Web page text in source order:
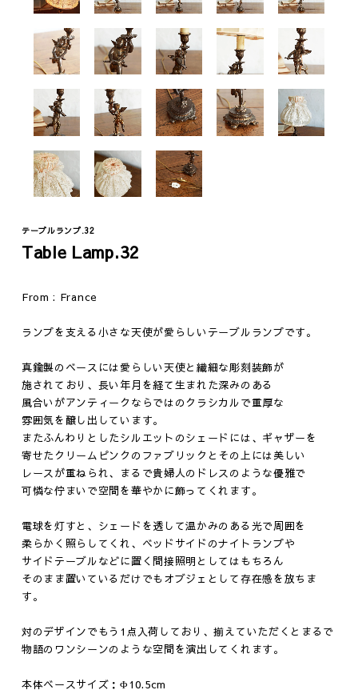
Fashion
ジュエリー
ファニチャー
その他
テーブルランプ.32
Table Lamp.32
From : France
ランプを支える小さな天使が愛らしいテーブルランプです。
真鍮製のベースには愛らしい天使と繊細な彫刻装飾が
施されており、長い年月を経て生まれた深みのある
風合いがアンティークならではのクラシカルで重厚な
雰囲気を醸し出しています。
またふんわりとしたシルエットのシェードには、ギャザーを
寄せたクリームピンクのファブリックとその上には美しい
レースが重ねられ、まるで貴婦人のドレスのような優雅で
可憐な佇まいで空間を華やかに飾ってくれます。
電球を灯すと、シェードを透して温かみのある光で周囲を
柔らかく照らしてくれ、ベッドサイドのナイトランプや
サイドテーブルなどに置く間接照明としてはもちろん
そのまま置いているだけでもオブジェとして存在感を放ちま
す。
対のデザインでもう1点入荷しており、揃えていただくとまるで
物語のワンシーンのような空間を演出してくれます。
本体ベースサイズ：Φ10.5cm